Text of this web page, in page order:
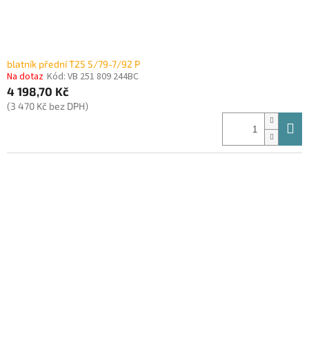
blatník přední T25 5/79-7/92 P
Na dotaz Kód: VB 251 809 244BC
4 198,70 Kč
(3 470 Kč bez DPH)